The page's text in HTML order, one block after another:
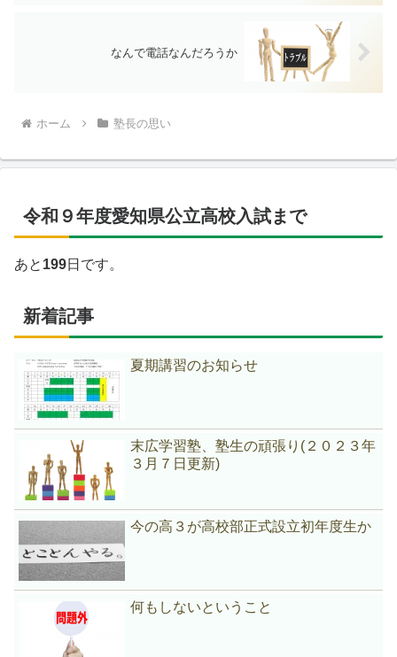
なんで電話なんだろうか
ホーム 塾長の思い
令和９年度愛知県公立高校入試まで
あと 199日です。
新着記事
夏期講習のお知らせ
末広学習塾、塾生の頑張り(２０２３年
３月７日更新)
今の高３が高校部正式設立初年度生か
何もしないということ